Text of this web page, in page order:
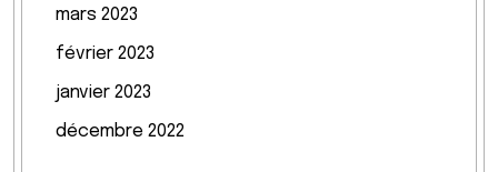
mars 2023
février 2023
janvier 2023
décembre 2022